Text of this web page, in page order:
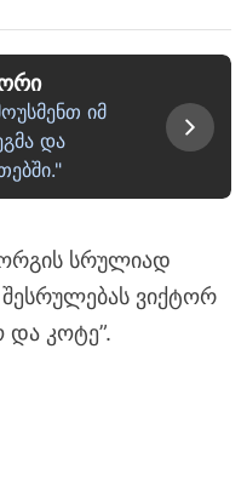
იმ
და
სრულიად
ვიქტორ
კოტე”.